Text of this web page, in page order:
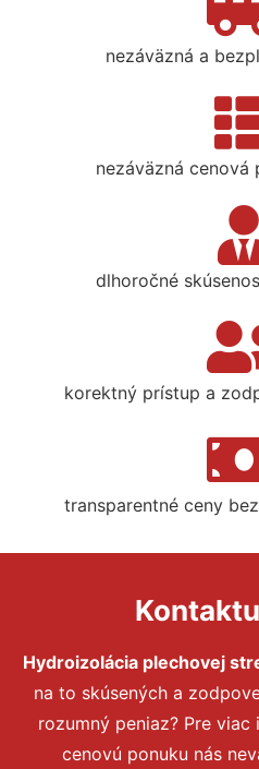
nezáväzná a
nezáväzná cenová
dlhoročné
korektný prístup a
transparentné ceny
Hydroizolácia plechovej
na to skúsených a
rozumný peniaz? Pre
cenovú ponuku nás